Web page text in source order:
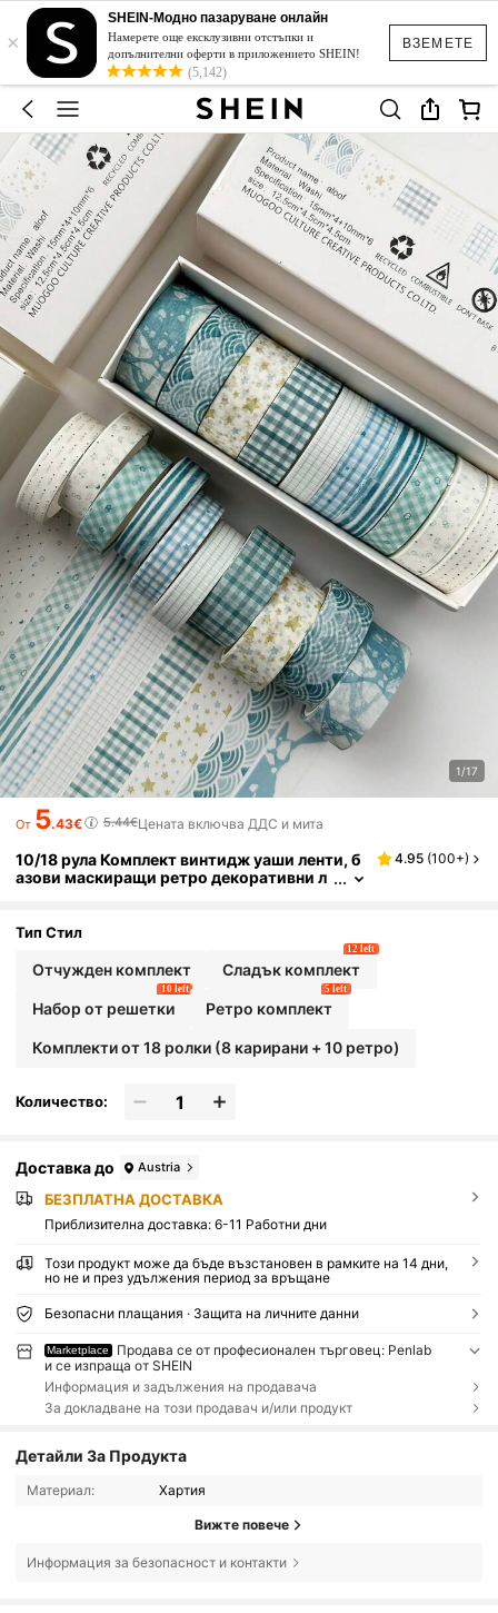
ВЗЕМЕТЕ
×
SHEIN-Модно пазаруване онлайн
Намерете още ексклузивни отстъпки и
допълнителни оферти в приложението SHEIN!
(5,142)
1/17
От 5.43€ 5.44€Цената включва ДДС и мита
10/18 рула Комплект винтидж уаши ленти, б
азови маскиращи ретро декоративни л
4.95 (100+)
Тип Стил
Отчужден комплект Сладък комплект
12 left
Набор от решетки
10 left
Ретро комплект
5 left
Комплекти от 18 ролки (8 карирани + 10 ретро)
Количество:
Доставка до Austria
БЕЗПЛАТНА ДОСТАВКА
Приблизителна доставка: 6-11 Работни дни
Този продукт може да бъде възстановен в рамките на 14 дни,
но не и през удължения период за връщане
Безопасни плащания · Защита на личните данни
Marketplace
Продава се от професионален търговец: Penlab
и се изпраща от SHEIN
Информация и задължения на продавача
За докладване на този продавач и/или продукт
Детайли За Продукта
Материал: Хартия
Вижте повече
Информация за безопасност и контакти